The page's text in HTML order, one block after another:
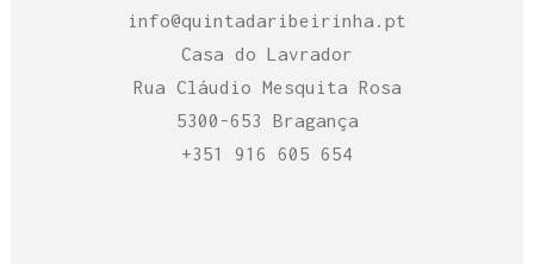
info@quintadaribeirinha.pt
Casa do Lavrador
Rua Cláudio Mesquita Rosa
5300-653 Bragança
+351 916 605 654